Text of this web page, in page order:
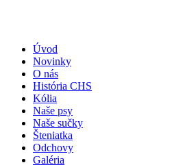
Úvod
Novinky
O nás
História CHS
Kólia
Naše psy
Naše sučky
Šteniatka
Odchovy
Galéria